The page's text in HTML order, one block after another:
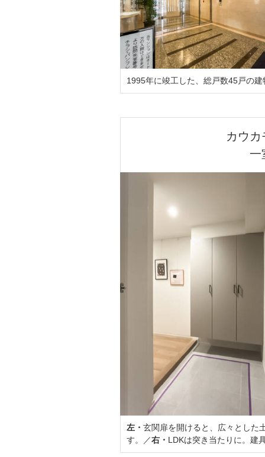
1995年に竣工した、総戸数45戸の
カウ
一
左・ 玄関扉を開けると、広々とした
す。／右・ LDKは突き当たりに。建